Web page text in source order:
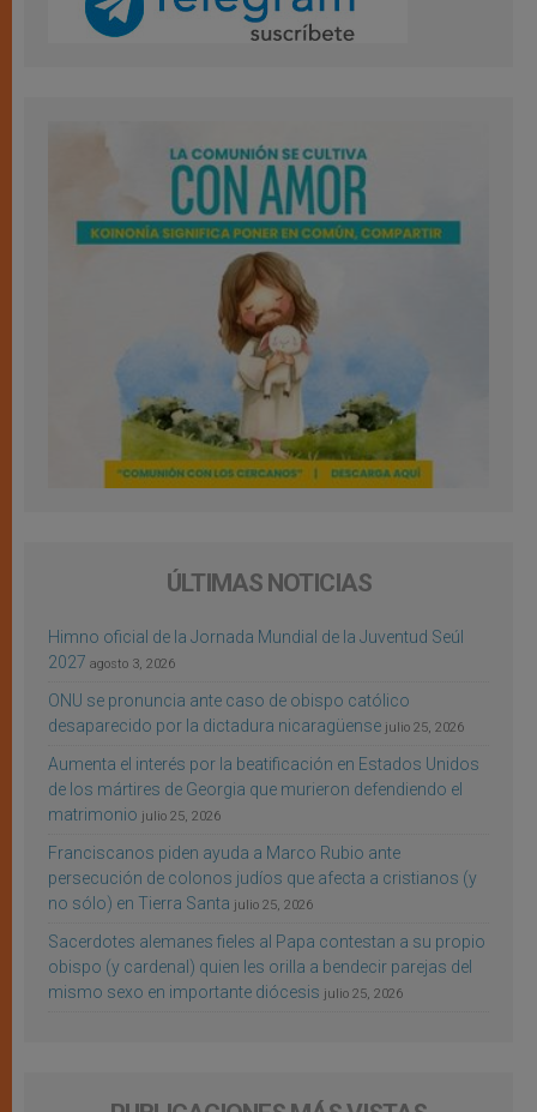
ÚLTIMAS NOTICIAS
Himno oficial de la Jornada Mundial de la Juventud Seúl
2027 agosto 3, 2026
ONU se pronuncia ante caso de obispo católico
desaparecido por la dictadura nicaragüense julio 25, 2026
Aumenta el interés por la beatificación en Estados Unidos
de los mártires de Georgia que murieron defendiendo el
matrimonio julio 25, 2026
Franciscanos piden ayuda a Marco Rubio ante
persecución de colonos judíos que afecta a cristianos (y
no sólo) en Tierra Santa julio 25, 2026
Sacerdotes alemanes fieles al Papa contestan a su propio
obispo (y cardenal) quien les orilla a bendecir parejas del
mismo sexo en importante diócesis julio 25, 2026